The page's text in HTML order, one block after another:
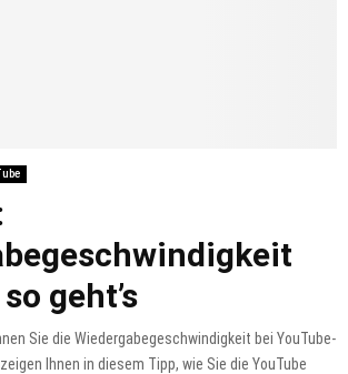
geht’s
Sie die Wiedergabegeschwindigkeit bei YouTube-
Ihnen in diesem Tipp, wie Sie die YouTube